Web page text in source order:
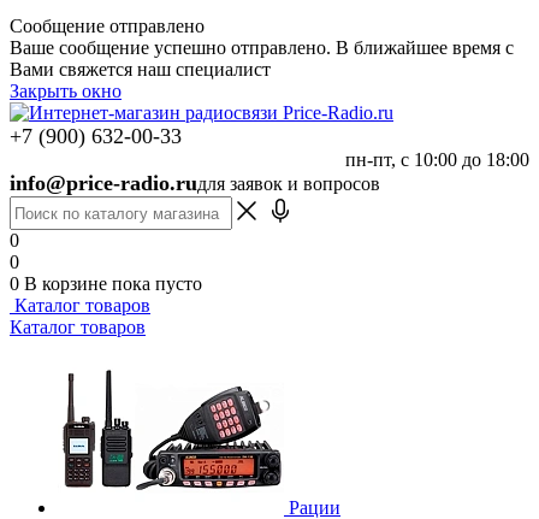
Сообщение отправлено
Ваше сообщение успешно отправлено. В ближайшее время с
Вами свяжется наш специалист
Закрыть окно
+7 (900) 632-00-33
пн-пт, с 10:00 до 18:00
info@price-radio.ruдля заявок и вопросов
0
0
0 В корзине пока пусто
Каталог товаров
Каталог товаров
Рации